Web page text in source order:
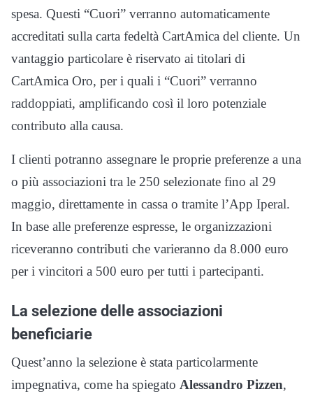
spesa. Questi “Cuori” verranno automaticamente
accreditati sulla carta fedeltà CartAmica del cliente. Un
vantaggio particolare è riservato ai titolari di
CartAmica Oro, per i quali i “Cuori” verranno
raddoppiati, amplificando così il loro potenziale
contributo alla causa.
I clienti potranno assegnare le proprie preferenze a una
o più associazioni tra le 250 selezionate fino al 29
maggio, direttamente in cassa o tramite l’App Iperal.
In base alle preferenze espresse, le organizzazioni
riceveranno contributi che varieranno da 8.000 euro
per i vincitori a 500 euro per tutti i partecipanti.
La selezione delle associazioni
beneficiarie
Quest’anno la selezione è stata particolarmente
impegnativa, come ha spiegato Alessandro Pizzen,